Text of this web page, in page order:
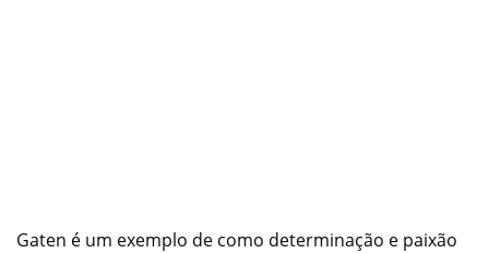
Gaten é um exemplo de como determinação e paixão